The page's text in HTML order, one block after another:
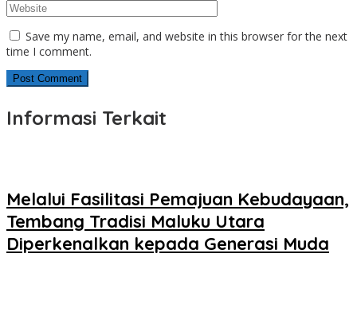
Save my name, email, and website in this browser for the next
time I comment.
Informasi Terkait
Melalui Fasilitasi Pemajuan Kebudayaan,
Tembang Tradisi Maluku Utara
Diperkenalkan kepada Generasi Muda